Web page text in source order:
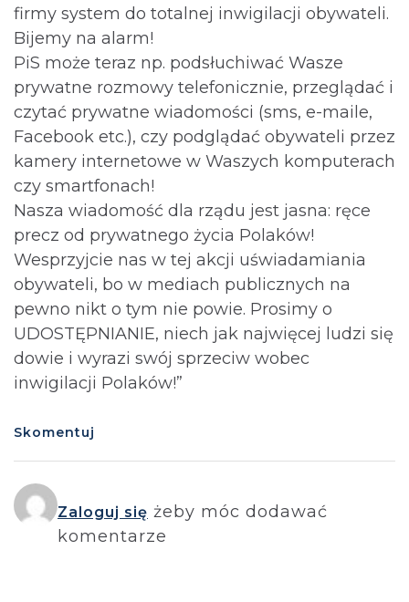
firmy system do totalnej inwigilacji obywateli.
Bijemy na alarm!
PiS może teraz np. podsłuchiwać Wasze
prywatne rozmowy telefonicznie, przeglądać i
czytać prywatne wiadomości (sms, e-maile,
Facebook etc.), czy podglądać obywateli przez
kamery internetowe w Waszych komputerach
czy smartfonach!
Nasza wiadomość dla rządu jest jasna: ręce
precz od prywatnego życia Polaków!
Wesprzyjcie nas w tej akcji uświadamiania
obywateli, bo w mediach publicznych na
pewno nikt o tym nie powie. Prosimy o
UDOSTĘPNIANIE, niech jak najwięcej ludzi się
dowie i wyrazi swój sprzeciw wobec
inwigilacji Polaków!”
Skomentuj
Zaloguj się żeby móc dodawać
komentarze